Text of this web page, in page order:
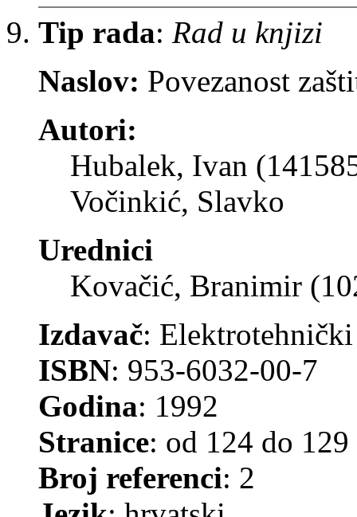
Tip rada: Rad u knjizi
Naslov: Povezanost
Autori:
Hubalek, Ivan
Vočinkić, Slavko
Urednici
Kovačić, Branimir
Izdavač:
ISBN: 953-6032-00-7
Godina: 1992
Stranice: od 124 do 129
Broj referenci: 2